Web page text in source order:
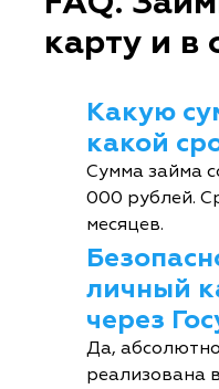
карту и в
Какую
какой
Сумма займа
000 рублей.
месяцев.
личный
через
Да,
реализована